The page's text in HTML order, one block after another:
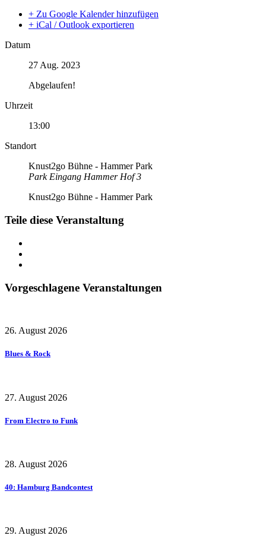
+ Zu Google Kalender hinzufügen
+ iCal / Outlook exportieren
Datum
27 Aug. 2023
Abgelaufen!
Uhrzeit
13:00
Standort
Knust2go Bühne - Hammer Park
Park Eingang Hammer Hof 3
Knust2go Bühne - Hammer Park
Teile diese Veranstaltung
Vorgeschlagene Veranstaltungen
26. August 2026
Blues & Rock
27. August 2026
From Electro to Funk
28. August 2026
40: Hamburg Bandcontest
29. August 2026